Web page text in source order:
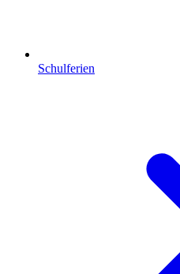
Schulferien